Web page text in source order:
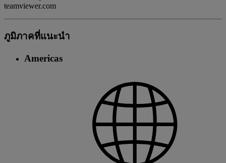
teamviewer.com
ภูมิภาคที่แนะนํา
Americas